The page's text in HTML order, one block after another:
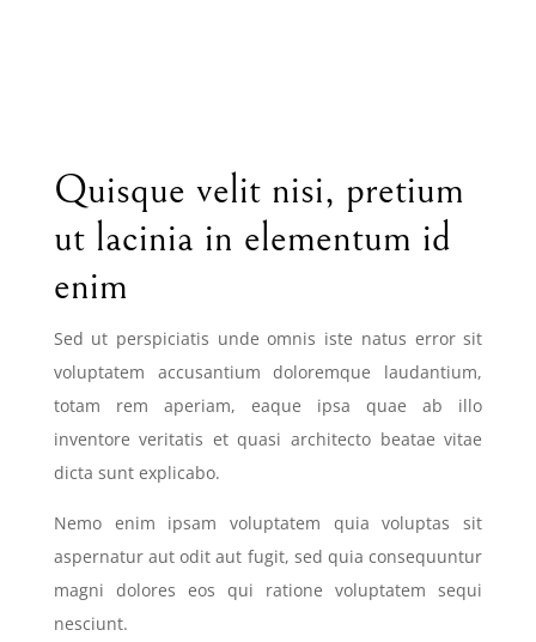
Quisque velit nisi, pretium
ut lacinia in elementum id
enim
Sed ut perspiciatis unde omnis iste natus error sit
voluptatem accusantium doloremque laudantium,
totam rem aperiam, eaque ipsa quae ab illo
inventore veritatis et quasi architecto beatae vitae
dicta sunt explicabo.
Nemo enim ipsam voluptatem quia voluptas sit
aspernatur aut odit aut fugit, sed quia consequuntur
magni dolores eos qui ratione voluptatem sequi
nesciunt.